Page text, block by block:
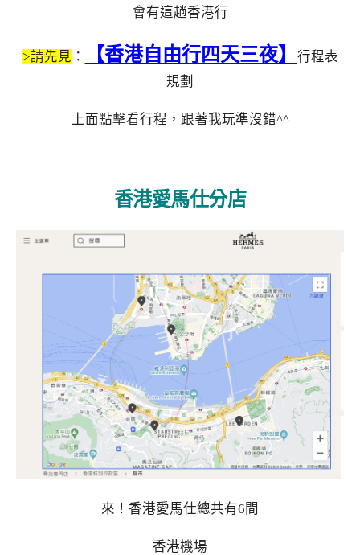
會有這趟香港行
>請先見 ： 【香港自由行四天三夜】
行程表
規劃
上面點擊看行程，跟著我玩準沒錯^^
香港愛馬仕分店
來！香港愛馬仕總共有6間
香港機場